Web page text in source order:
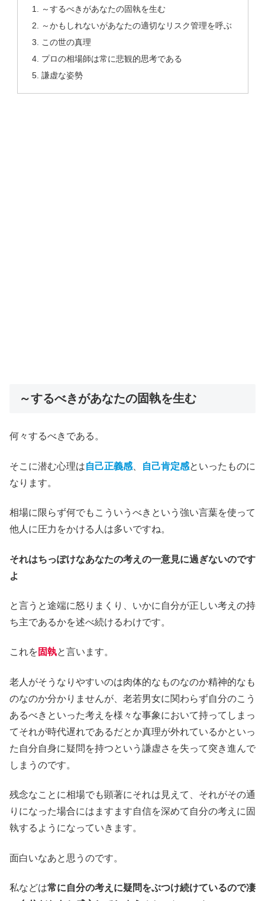
～するべきがあなたの固執を生む
～かもしれないがあなたの適切なリスク管理を呼ぶ
この世の真理
プロの相場師は常に悲観的思考である
謙虚な姿勢
～するべきがあなたの固執を生む
何々するべきである。
そこに潜む心理は自己正義感 自己肯定感といったものに
なります。
相場に限らず何でもこういうべきという強い言葉を使って
他人に圧力をかける人は多いですね。
それはちっぽけなあなたの考えの一意見に過ぎないのです
よ
と言うと途端に怒りまくり、いかに自分が正しい考えの持
ち主であるかを述べ続けるわけです。
これを 固執と言います。
老人がそうなりやすいのは肉体的なものなのか精神的なも
のなのか分かりませんが、老若男女に関わらず自分のこう
あるべきといった考えを様々な事象において持ってしまっ
てそれが時代遅れであるだとか真理が外れているかといっ
た自分自身に疑問を持つという謙虚さを失って突き進んで
しまうのです。
残念なことに相場でも顕著にそれは見えて、それがその通
りになった場合にはますます自信を深めて自分の考えに固
執するようになっていきます。
面白いなあと思うのです。
私などは常に自分の考えに疑問をぶつけ続けているので凄